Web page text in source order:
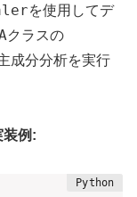
を使用してデ
クラスの
成分分析を実行
例: